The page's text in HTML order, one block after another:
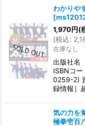
わかりや
[
1,970円(
(税込:
在庫なし
出版社名
ISBNコ
0259-2)
録情報］
気の力を
極拳壱百